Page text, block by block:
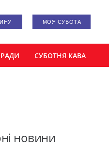
МОЯ СУБОТА
СУБОТНЯ КАВА
новини